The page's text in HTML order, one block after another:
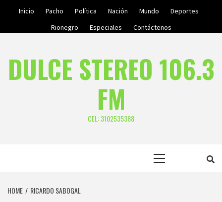
Inicio Pacho Política Nación Mundo
Deportes
Rionegro
Especiales Contáctenos
DULCE STEREO 106.3
FM
CEL: 3102535388
HOME RICARDO SABOGAL